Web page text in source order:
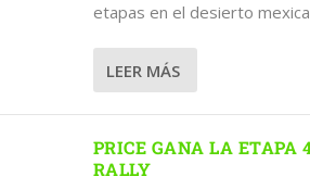
etapas en el desierto
LEER MÁS
PRICE GANA LA ETAPA
RALLY